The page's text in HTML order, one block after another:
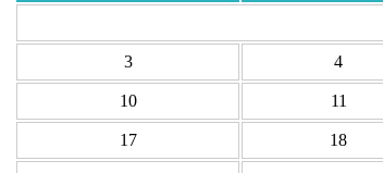
3 4
10 11
17 18